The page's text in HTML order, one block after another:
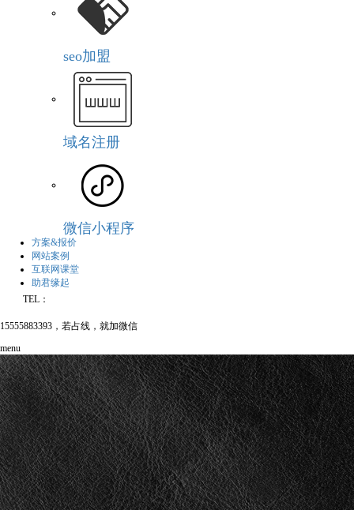
seo加盟
域名注册
微信小程序
方案&报价
网站案例
互联网课堂
助君缘起
TEL：
15555883393，若占线，就加微信
menu